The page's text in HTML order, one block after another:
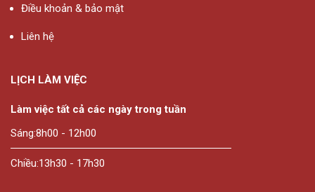
Điều khoản & bảo mật
Liên hệ
LỊCH LÀM VIỆC
Làm việc tất cả các ngày trong tuần
Sáng:8h00 - 12h00
Chiều:13h30 - 17h30